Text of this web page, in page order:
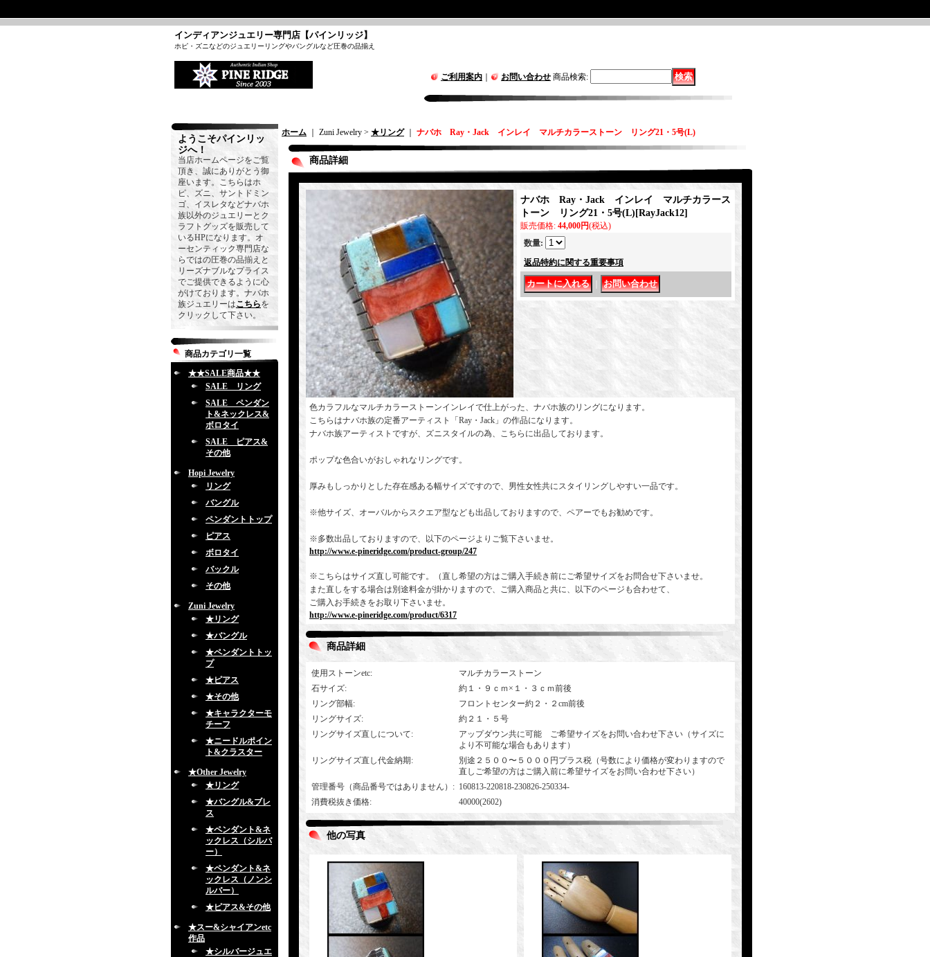
インディアンジュエリー専門店【パインリッジ】
ホピ・ズニなどのジュエリーリングやバングルなど圧巻の品揃え
ご利用案内 お問い合わせ 商品検索:
ようこそパインリッ
ジへ！
当店ホームページをご覧
頂き、誠にありがとう御
座います。こちらはホ
ピ、ズニ、サントドミン
ゴ、イスレタなどナバホ
族以外のジュエリーとク
ラフトグッズを販売して
いるHPになります。オ
ーセンティック専門店な
らではの圧巻の品揃えと
リーズナブルなプライス
でご提供できるように心
がけております。ナバホ
族ジュエリーはこちらを
クリックして下さい。
商品カテゴリ一覧
★★SALE商品★★
SALE リング
SALE ペンダン
ト&ネックレス&
ボロタイ
SALE ピアス&
その他
Hopi Jewelry
リング
バングル
ペンダントトップ
ピアス
ボロタイ
バックル
その他
Zuni Jewelry
★リング
★バングル
★ペンダントトッ
プ
★ピアス
★その他
★キャラクターモ
チーフ
★ニードルポイン
ト&クラスター
★Other Jewelry
★リング
★バングル&ブレ
ス
★ペンダント&ネ
ックレス（シルバ
ー）
★ペンダント&ネ
ックレス（ノンシ
ルバー）
★ピアス&その他
★スー&シャイアンetc
作品
★シルバージュエ
ホーム ｜ Zuni Jewelry > ★リング｜ ナバホ Ray・Jack インレイ マルチカラーストーン リング21・5号(L)
商品詳細
ナバホ Ray・Jack インレイ マルチカラース
トーン リング21・5号(L) [RayJack12]
販売価格: 44,000円(税込)
数量:
返品特約に関する重要事項
色カラフルなマルチカラーストーンインレイで仕上がった、ナバホ族のリングになります。
こちらはナバホ族の定番アーティスト「Ray・Jack」の作品になります。
ナバホ族アーティストですが、ズニスタイルの為、こちらに出品しております。
ポップな色合いがおしゃれなリングです。
厚みもしっかりとした存在感ある幅サイズですので、男性女性共にスタイリングしやすい一品です。
※他サイズ、オーバルからスクエア型なども出品しておりますので、ペアーでもお勧めです。
※多数出品しておりますので、以下のページよりご覧下さいませ。
http://www.e-pineridge.com/product-group/247
※こちらはサイズ直し可能です。（直し希望の方はご購入手続き前にご希望サイズをお問合せ下さいませ。
また直しをする場合は別途料金が掛かりますので、ご購入商品と共に、以下のページも合わせて、
ご購入お手続きをお取り下さいませ。
http://www.e-pineridge.com/product/6317
商品詳細
使用ストーンetc:
マルチカラーストーン
石サイズ:
約１・９ｃｍ×１・３ｃｍ前後
リング部幅:
フロントセンター約２・２cm前後
リングサイズ:
約２１・５号
リングサイズ直しについて:
アップダウン共に可能 ご希望サイズをお問い合わせ下さい（サイズに
より不可能な場合もあります）
リングサイズ直し代金納期:
別途２５００〜５０００円プラス税（号数により価格が変わりますので
直しご希望の方はご購入前に希望サイズをお問い合わせ下さい）
管理番号（商品番号ではありません） : 160813-220818-230826-250334-
消費税抜き価格: 40000(2602)
他の写真